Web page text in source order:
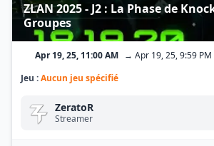
ZLAN 2025 - J2 : La Phase de
Groupes
Apr 19, 25, 11:00 AM → Apr 19, 25, 9:59 PM
Jeu :Aucun jeu spécifié
ZeratoR
Streamer